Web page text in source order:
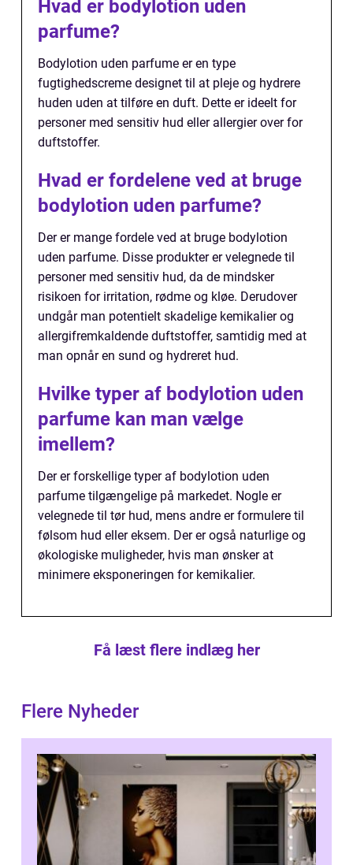
Hvad er bodylotion uden
parfume?
Bodylotion uden parfume er en type
fugtighedscreme designet til at pleje og hydrere
huden uden at tilføre en duft. Dette er ideelt for
personer med sensitiv hud eller allergier over for
duftstoffer.
Hvad er fordelene ved at bruge
bodylotion uden parfume?
Der er mange fordele ved at bruge bodylotion
uden parfume. Disse produkter er velegnede til
personer med sensitiv hud, da de mindsker
risikoen for irritation, rødme og kløe. Derudover
undgår man potentielt skadelige kemikalier og
allergifremkaldende duftstoffer, samtidig med at
man opnår en sund og hydreret hud.
Hvilke typer af bodylotion uden
parfume kan man vælge
imellem?
Der er forskellige typer af bodylotion uden
parfume tilgængelige på markedet. Nogle er
velegnede til tør hud, mens andre er formulere til
følsom hud eller eksem. Der er også naturlige og
økologiske muligheder, hvis man ønsker at
minimere eksponeringen for kemikalier.
Få læst flere indlæg her
Flere Nyheder